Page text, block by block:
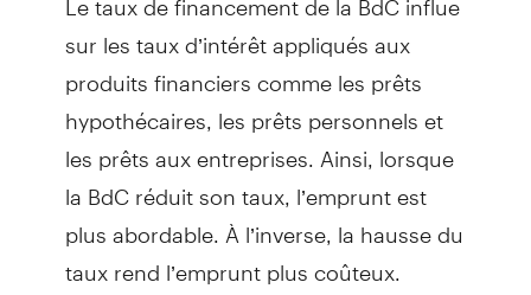
sur les taux d’intérêt appliqués aux
produits financiers comme les prêts
hypothécaires, les prêts personnels et
les prêts aux entreprises. Ainsi, lorsque
la BdC réduit son taux, l’emprunt est
plus abordable. À l’inverse, la hausse du
taux rend l’emprunt plus coûteux.